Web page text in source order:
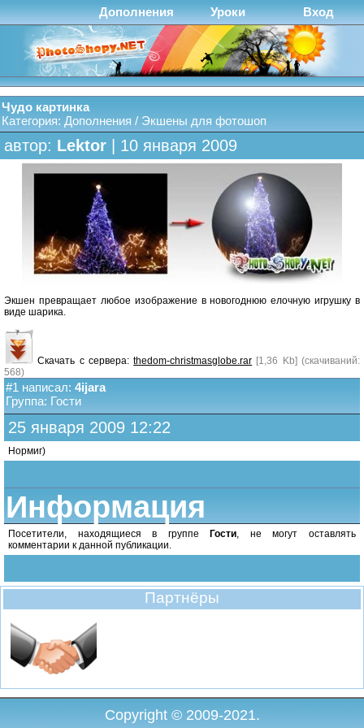
Дополнения Уроки Вход
Чудо картинка
Категория: Дополнения / Экшены для фотошоп
автор: Lektor | 10 января 2009
Экшен превращает любое изображение в новогоднюю елочную игрушку в
виде шарика.
Скачать с сервера:thedom-christmasglobe.rar [1,36 Kb] (cкачиваний:
568)
#1 написал: 4ijara
Группа: Гости
25 января 2009 12:22
Нормиг)
Информация
Посетители, находящиеся в группе Гости, не могут оставлять
комментарии к данной публикации.
Партнёры
Copyright © 2009-2021.